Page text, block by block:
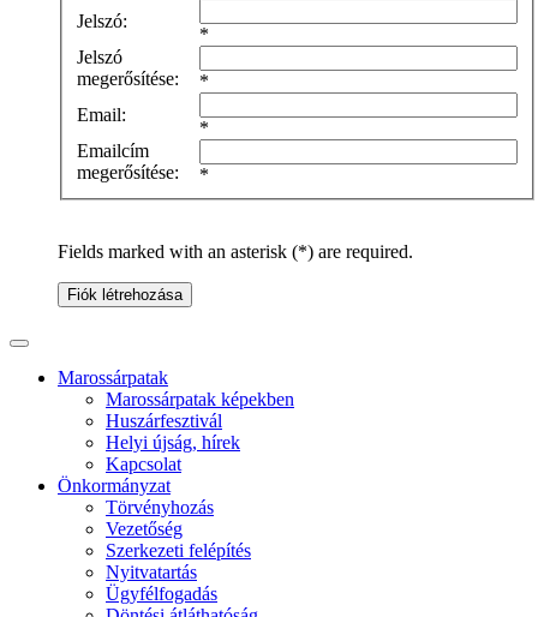
Jelszó:
*
Jelszó
megerősítése:
*
Email:
*
Emailcím
megerősítése:
*
Fields marked with an asterisk (*) are required.
Fiók létrehozása
Marossárpatak
Marossárpatak képekben
Huszárfesztivál
Helyi újság, hírek
Kapcsolat
Önkormányzat
Törvényhozás
Vezetőség
Szerkezeti felépítés
Nyitvatartás
Ügyfélfogadás